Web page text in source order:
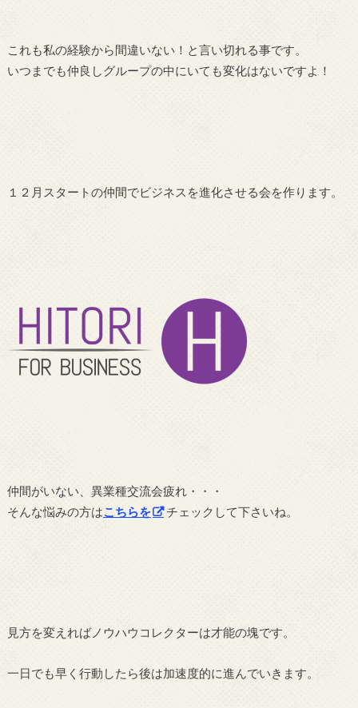
これも私の経験から間違いない！と言い切れる事です。
いつまでも仲良しグループの中にいても変化はないですよ！
１２月スタートの仲間でビジネスを進化させる会を作ります。
仲間がいない、異業種交流会疲れ・・・
そんな悩みの方はこちらを チェックして下さいね。
見方を変えればノウハウコレクターは才能の塊です。
一日でも早く行動したら後は加速度的に進んでいきます。